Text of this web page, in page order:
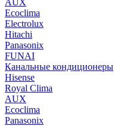
AUX
Ecoclima
Electrolux
Hitachi
Panasonix
FUNAI
Канальные кондиционеры
Hisense
Royal Clima
AUX
Ecoclima
Panasonix